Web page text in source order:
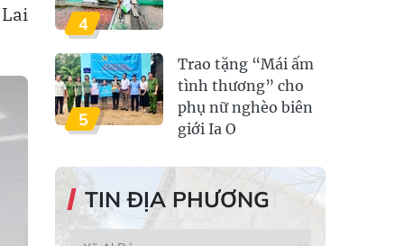
4
5
Trao tặng “Mái ấm
tình thương” cho
phụ nữ nghèo biên
giới Ia O
TIN ĐỊA PHƯƠNG